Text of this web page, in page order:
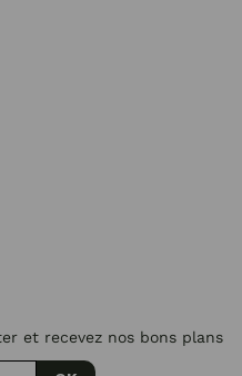
et recevez nos bons plans